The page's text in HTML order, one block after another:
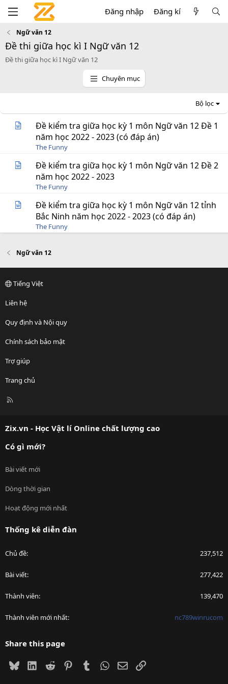
Đăng nhập Đăng kí
Ngữ văn 12
Đề thi giữa học kì I Ngữ văn 12
Đề thi giữa học kì I Ngữ văn 12
Chuyên mục
Bộ lọc
Đề kiểm tra giữa học kỳ 1 môn Ngữ văn 12 Đề 1
năm học 2022 - 2023 (có đáp án)
The Funny
Đề kiểm tra giữa học kỳ 1 môn Ngữ văn 12 Đề 2
năm học 2022 - 2023
The Funny
Đề kiểm tra giữa học kỳ 1 môn Ngữ văn 12 tỉnh
Bắc Ninh năm học 2022 - 2023 (có đáp án)
The Funny
Ngữ văn 12
Tiếng Việt
Liên hệ
Quy định và Nội quy
Chính sách bảo mật
Trợ giúp
Trang chủ
R
Zix.vn - Học Vật lí Online chất lượng cao
Có gì mới?
Bài viết mới
Dòng thời gian
Hoạt động mới nhất
Thống kê diễn đàn
Chủ đề 237,512
Bài viết 277,422
Thành viên 139,470
Thành viên mới nhất nc789winrucom
Share this page
BlueskyLinkedIn
Reddit PinterestTumblrWhatsApp
EmailLink